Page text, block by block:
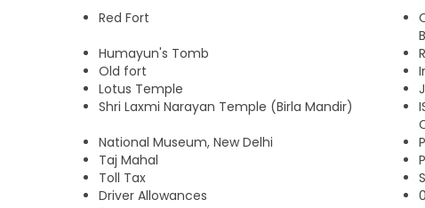
Visitate le famose attrazioni di Delhi. Al termine
GIORNO 3: Da Delhi ad Agra: Prima colazione al
la giornata, visitate il Forte di Agra e il TajMahal al
GIORNO 4: Da Agra a Jaipur: Al mattino presto visita
colazione e partenza per Jaipur
Red Fort
Humayun's Tomb
Old fort
Lotus Temple
Shri Laxmi Narayan Temple (Birla Mandir)
National Museum, New Delhi
Taj Mahal
Toll Tax
Driver Allowances